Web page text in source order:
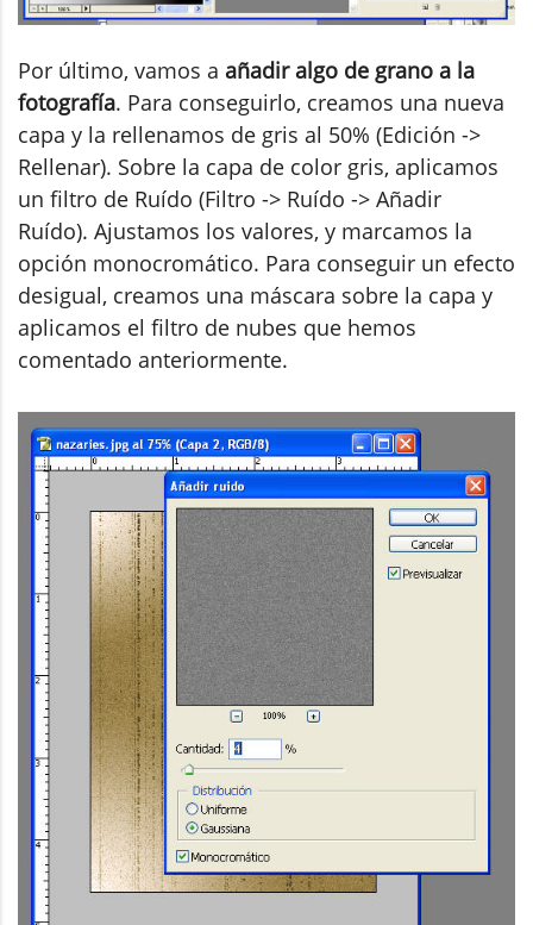
Por último, vamos a añadir algo de grano a la
fotografía. Para conseguirlo, creamos una nueva
capa y la rellenamos de gris al 50% (Edición ->
Rellenar). Sobre la capa de color gris, aplicamos
un filtro de Ruído (Filtro -> Ruído -> Añadir
Ruído). Ajustamos los valores, y marcamos la
opción monocromático. Para conseguir un efecto
desigual, creamos una máscara sobre la capa y
aplicamos el filtro de nubes que hemos
comentado anteriormente.